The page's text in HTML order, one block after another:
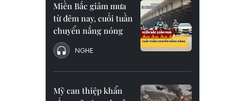
Miền Bắc giảm mưa
từ đêm nay, cuối tuần
chuyển nắng nóng
NGHE
Mỹ can thiệp khẩn